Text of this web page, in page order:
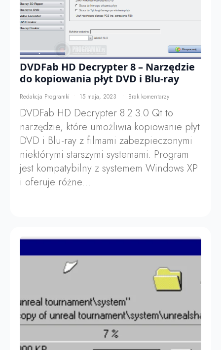
DVDFab HD Decrypter 8 – Narzędzie
do kopiowania płyt DVD i Blu-ray
Redakcja Programki 15 maja, 2023 Brak komentarzy
DVDFab HD Decrypter 8.2.3.0 Qt to
narzędzie, które umożliwia kopiowanie płyt
DVD i Blu-ray z filmami zabezpieczonymi
niektórymi starszymi systemami. Program
jest kompatybilny z systemem Windows XP
i oferuje różne…